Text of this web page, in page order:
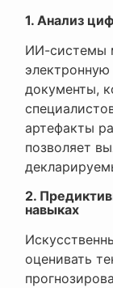
1. Анализ
ИИ-системы
документы,
артефакты
позволяет
2.
навыках
оценивать